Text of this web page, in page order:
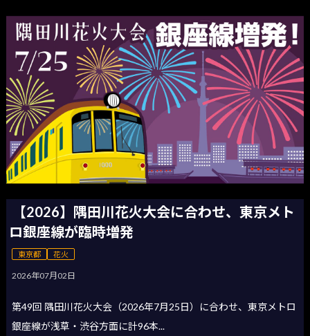
【2026】隅田川花火大会に合わせ、東京メト
ロ銀座線が臨時増発
東京都 花火
2026年07月02日
第49回 隅田川花火大会（2026年7月25日）に合わせ、東京メトロ
銀座線が浅草・渋谷方面に計96本...